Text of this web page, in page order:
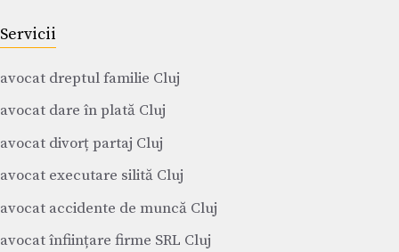
Servicii
avocat dreptul familie Cluj
avocat dare în plată Cluj
avocat divorț partaj Cluj
avocat executare silită Cluj
avocat accidente de muncă Cluj
avocat înființare firme SRL Cluj